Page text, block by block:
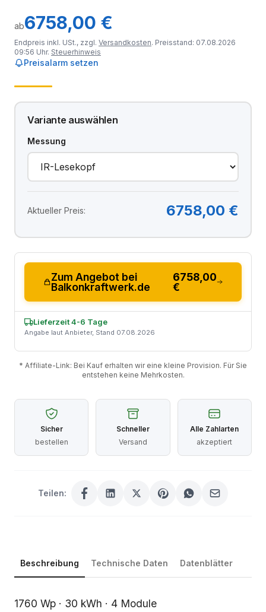
ab6758,00 €
Endpreis inkl. USt., zzgl. Versandkosten. Preisstand: 07.08.2026
09:56 Uhr. Steuerhinweis
Preisalarm setzen
Variante auswählen
Messung
Aktueller Preis: 6758,00 €
Zum Angebot bei
Balkonkraftwerk.de
6758,00
€
Lieferzeit 4-6 Tage
Angabe laut Anbieter, Stand 07.08.2026
* Affiliate-Link: Bei Kauf erhalten wir eine kleine Provision. Für Sie
entstehen keine Mehrkosten.
Sicher
bestellen
Schneller
Versand
Alle Zahlarten
akzeptiert
Teilen:
Beschreibung Technische Daten Datenblätter
Beschreibung
1760 Wp · 30 kWh · 4 Module